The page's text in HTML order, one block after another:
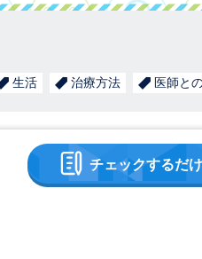
生活 治療方法 医師と
チェックするだ